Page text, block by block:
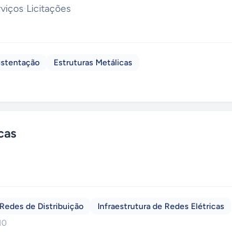
·Licitações
Estruturas Metálicas
de Distribuição
Infraestrutura de Redes Elétricas